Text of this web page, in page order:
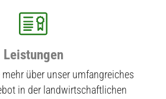
Leistungen
mehr über unser umfangreiches
in der landwirtschaftlichen